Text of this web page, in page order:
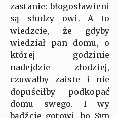
zastanie: błogosławieni
są słudzy owi. A to
wiedzcie, że gdyby
wiedział pan domu, o
której godzinie
nadejdzie złodziej,
czuwałby zaiste i nie
dopuściłby podkopać
domu swego. I wy